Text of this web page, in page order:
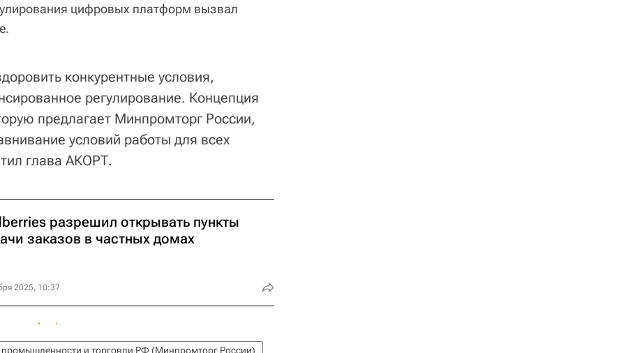
цифровых платформ вызвал
конкурентные условия,
регулирование. Концепция
предлагает Минпромторг России,
условий работы для всех
глава АКОРТ.
разрешил открывать пункты
заказов в частных домах
2025, 10:37
промышленности и торговли РФ (Минпромторг России)